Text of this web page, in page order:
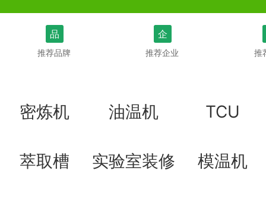
品
推荐品牌
企
推荐企业 推
密炼机 油温机 TCU
萃取槽 实验室装修 模温机